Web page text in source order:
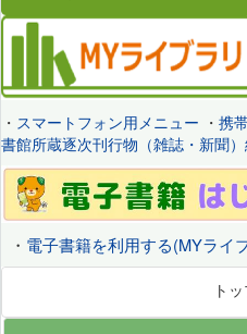
・ スマートフォン用メニュー ・ 携
書館所蔵逐次刊行物（雑誌・新聞
・ 電子書籍を利用する(MYライ
ト